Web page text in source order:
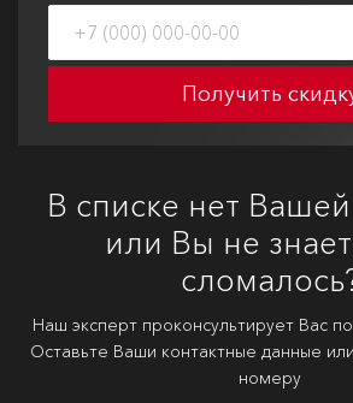
Получить
В списке нет
или Вы не
Наш эксперт проконсультирует Вас
Оставьте Ваши контактные данные
номеру